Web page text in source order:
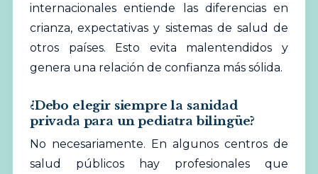
internacionales entiende las diferencias en
crianza, expectativas y sistemas de salud de
otros países. Esto evita malentendidos y
genera una relación de confianza más sólida.
¿Debo elegir siempre la sanidad
privada para un pediatra bilingüe?
No necesariamente. En algunos centros de
salud públicos hay profesionales que